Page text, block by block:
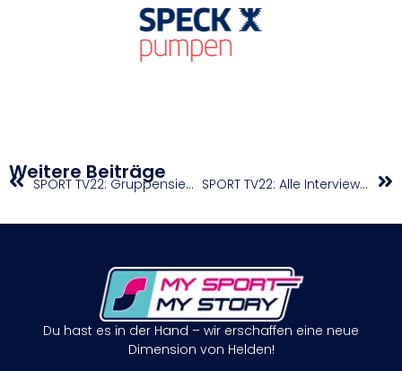
Weitere Beiträge SPORT TV22: Gruppensieg in der „Blitzmeisterschaft 2021“ für die U-15 Mannschaft des SV Telfs SPORT TV22: Alle Interviews der U-15 des SV Telfs nach dem Gruppensieg am Emat
Du hast es in der Hand – wir erschaffen eine neue
Dimension von Helden!